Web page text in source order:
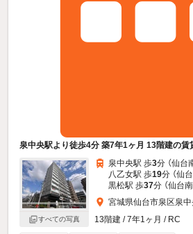
泉中央駅より徒歩4分 築7年1ヶ月 13階建の賃
すべての写真
泉中央駅 歩3分 （仙台
八乙女駅 歩19分 （仙
黒松駅 歩37分 （仙台南
宮城県仙台市泉区泉中
13階建 / 7年1ヶ月 / RC